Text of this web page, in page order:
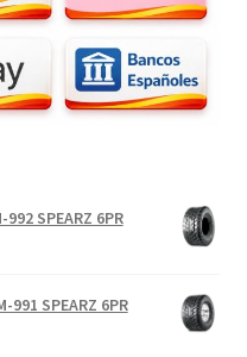
SPEARZ 6PR
SPEARZ 6PR